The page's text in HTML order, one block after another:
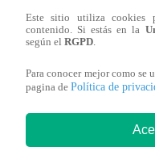
¡Imitadora de Laura
ganadora de Yo Soy:
Este sitio utiliza cookies
contenido. Si estás en la
según el RGPD.
Para conocer mejor como se
pagina de Política de